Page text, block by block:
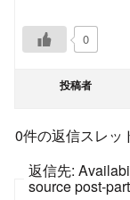
0
投稿者
0件の返信スレッ
返信先:
source post-